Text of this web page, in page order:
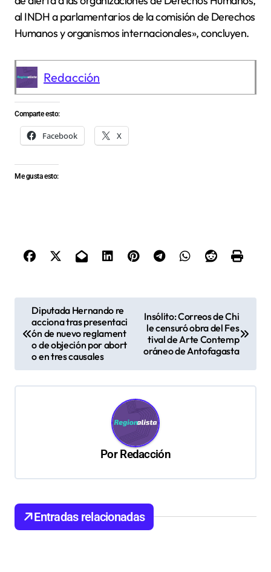
al INDH a parlamentarios de la comisión de Derechos
Humanos y organismos internacionales», concluyen.
Redacción
Comparte esto:
Facebook X
Me gusta esto:
e
g
d
e
Diputada Hernando re
acciona tras presentaci
ón de nuevo reglament
o de objeción por abort
o en tres causales
Insólito: Correos de Chi
le censuró obra del Fes
tival de Arte Contemp
oráneo de Antofagasta
PorRedacción
Entradas relacionadas